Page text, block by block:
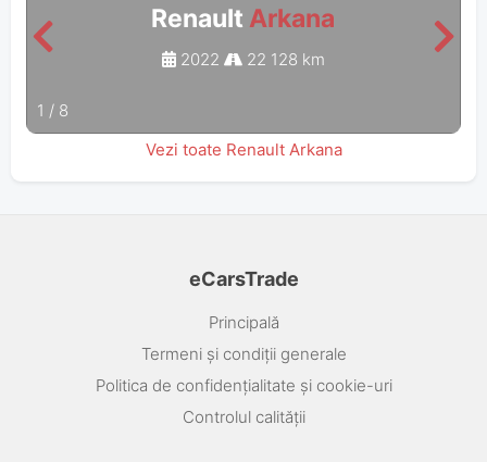
Renault Arkana
2022 22 128 km
1 / 8
Vezi toate Renault Arkana
eCarsTrade
Principală
Termeni și condiții generale
Politica de confidențialitate și cookie-uri
Controlul calității